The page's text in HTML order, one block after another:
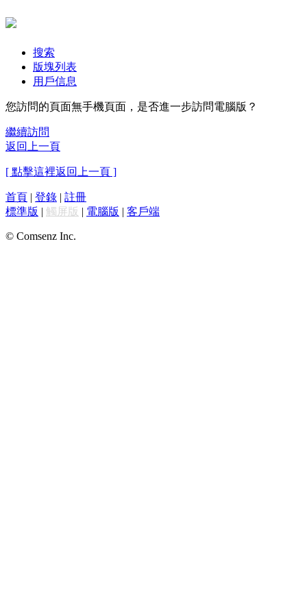
搜索
版塊列表
用戶信息
您訪問的頁面無手機頁面，是否進一步訪問電腦版？
繼續訪問
返回上一頁
[ 點擊這裡返回上一頁 ]
首頁 | 登錄 | 註冊
標準版 | 觸屏版 | 電腦版 | 客戶端
© Comsenz Inc.